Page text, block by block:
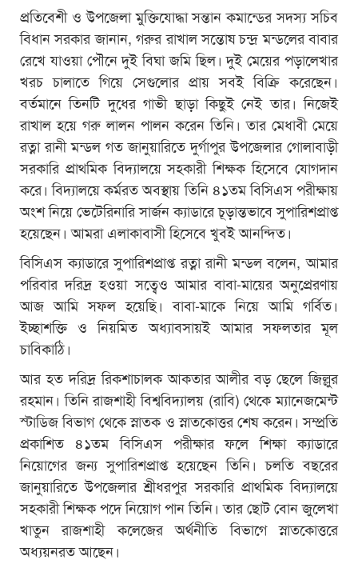
প্রতিবেশী ও উপজেলা মুক্তিযোদ্ধা সন্তান কমান্ডের সদস্য সচিব
বিধান সরকার জানান, গরুর রাখাল সন্তোষ চন্দ্র মন্ডলের বাবার
রেখে যাওয়া পৌনে দুই বিঘা জমি ছিল। দুই মেয়ের পড়ালেখার
খরচ চালাতে গিয়ে সেগুলোর প্রায় সবই বিক্রি করেছেন।
বর্তমানে তিনটি দুধের গাভী ছাড়া কিছুই নেই তার। নিজেই
রাখাল হয়ে গরু লালন পালন করেন তিনি। তার মেধাবী মেয়ে
রত্না রানী মন্ডল গত জানুয়ারিতে দুর্গাপুর উপজেলার গোলাবাড়ী
সরকারি প্রাথমিক বিদ্যালয়ে সহকারী শিক্ষক হিসেবে যোগদান
করে। বিদ্যালয়ে কর্মরত অবস্থায় তিনি ৪১তম বিসিএস পরীক্ষায়
অংশ নিয়ে ভেটেরিনারি সার্জন ক্যাডারে চূড়ান্তভাবে সুপারিশপ্রাপ্ত
হয়েছেন। আমরা এলাকাবাসী হিসেবে খুবই আনন্দিত।
বিসিএস ক্যাডারে সুপারিশপ্রাপ্ত রত্না রানী মন্ডল বলেন, আমার
পরিবার দরিদ্র হওয়া সত্বেও আমার বাবা-মায়ের অনুপ্রেরণায়
আজ আমি সফল হয়েছি। বাবা-মাকে নিয়ে আমি গর্বিত।
ইচ্ছাশক্তি ও নিয়মিত অধ্যাবসায়ই আমার সফলতার মূল
চাবিকাঠি।
আর হত দরিদ্র রিকশাচালক আকতার আলীর বড় ছেলে জিল্লুর
রহমান। তিনি রাজশাহী বিশ্ববিদ্যালয় (রাবি) থেকে ম্যানেজমেন্ট
স্টাডিজ বিভাগ থেকে স্নাতক ও স্নাতকোত্তর শেষ করেন। সম্প্রতি
প্রকাশিত ৪১তম বিসিএস পরীক্ষার ফলে শিক্ষা ক্যাডারে
নিয়োগের জন্য সুপারিশপ্রাপ্ত হয়েছেন তিনি। চলতি বছরের
জানুয়ারিতে উপজেলার শ্রীধরপুর সরকারি প্রাথমিক বিদ্যালয়ে
সহকারী শিক্ষক পদে নিয়োগ পান তিনি। তার ছোট বোন জুলেখা
খাতুন রাজশাহী কলেজের অর্থনীতি বিভাগে স্নাতকোত্তরে
অধ্যয়নরত আছেন।